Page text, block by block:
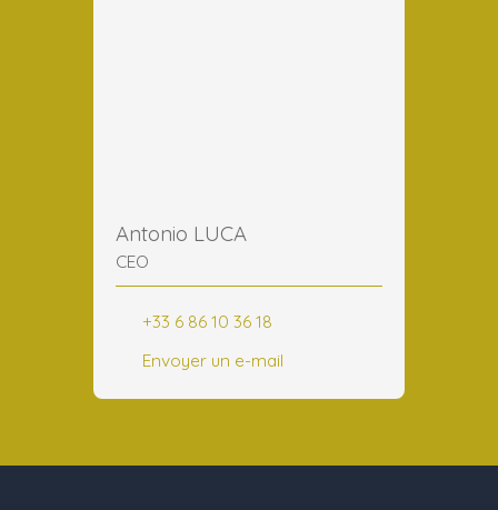
Antonio LUCA
CEO
+33 6 86 10 36 18
Envoyer un e-mail